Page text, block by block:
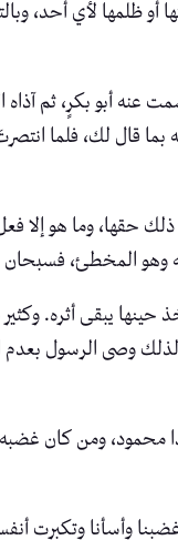
أو ظلمها لأي أحد،
أبو بكرٍ، ثم آذاه
قال لك، فلما
حقها، وما هو إلا
وهو المخطئ، فسبحان
حينها يبقى أثره.
لذلك وصى الرسول
محمود، ومن كان غضبه
وتكبرت أنفسنا